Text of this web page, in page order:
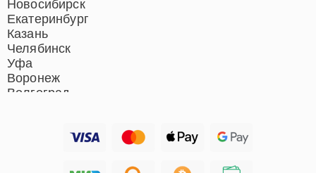
Новосибирск
Екатеринбург
Казань
Челябинск
Уфа
Воронеж
Волгоград